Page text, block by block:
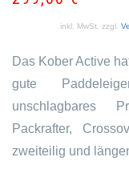
inkl. MwSt. zzgl.
Das Kober Active
gute
unschlagbares
Packrafter,
zweiteilig und